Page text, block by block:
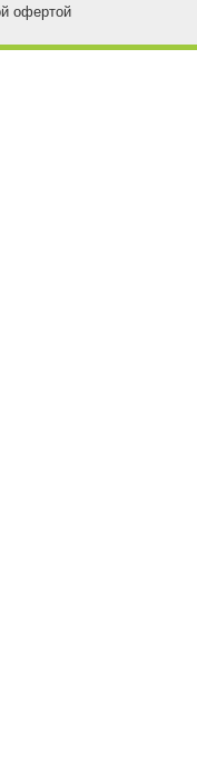
офертой